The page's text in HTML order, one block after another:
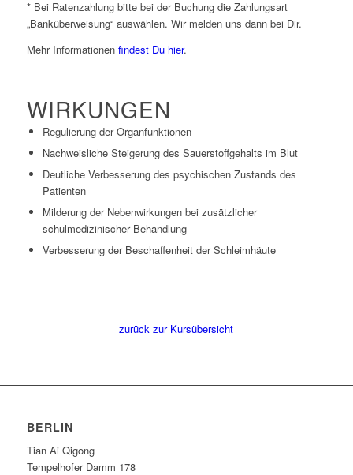
* Bei Ratenzahlung bitte bei der Buchung die Zahlungsart
„Banküberweisung“ auswählen. Wir melden uns dann bei Dir.
Mehr Informationen findest Du hier.
WIRKUNGEN
Regulierung der Organfunktionen
Nachweisliche Steigerung des Sauerstoffgehalts im Blut
Deutliche Verbesserung des psychischen Zustands des
Patienten
Milderung der Nebenwirkungen bei zusätzlicher
schulmedizinischer Behandlung
Verbesserung der Beschaffenheit der Schleimhäute
zurück zur Kursübersicht
BERLIN
Tian Ai Qigong
Tempelhofer Damm 178